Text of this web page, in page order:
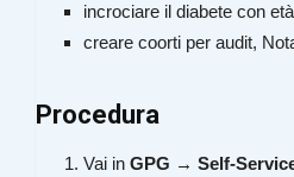
incrociare il diabete con
creare coorti per audit,
Procedura
Vai in GPG → Self-